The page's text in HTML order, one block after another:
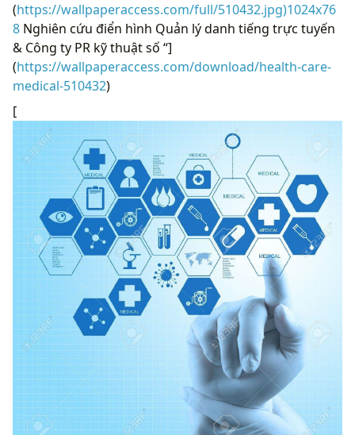
(https://wallpaperaccess.com/full/510432.jpg)1024x76
8 Nghiên cứu điển hình Quản lý danh tiếng trực tuyến
& Công ty PR kỹ thuật số “]
(https://wallpaperaccess.com/download/health-care-
medical-510432)
[